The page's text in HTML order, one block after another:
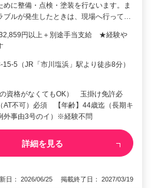
めに整備・点検・塗装を行ないます。ま
ブルが発生したときは、現場へ行って…
円以上＋別途手当支給 ★経験や
5（JR「市川塩浜」駅より徒歩8分）
資格がなくてもOK） 玉掛け免許必
不可）必須 【年齢】44歳迄（長期キ
外事由3号のイ）※経験不問
詳細を見る
日： 2026/06/25 掲載終了日： 2027/03/19